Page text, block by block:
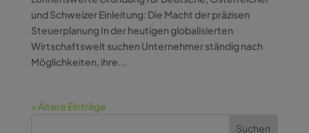
und Schweizer Einleitung: Die Macht der präzisen
Steuerplanung In der heutigen globalisierten
Wirtschaftswelt suchen Unternehmer ständig nach
Möglichkeiten, ihre...
« Ältere Einträge